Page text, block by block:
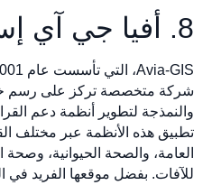
8. أفيا جي آي إس
شركة متخصصة تركز على رسم
والنمذجة لتطوير أنظمة دعم
تطبيق هذه الأنظمة عبر مختلف
العامة، والصحة الحيوانية، وصحة